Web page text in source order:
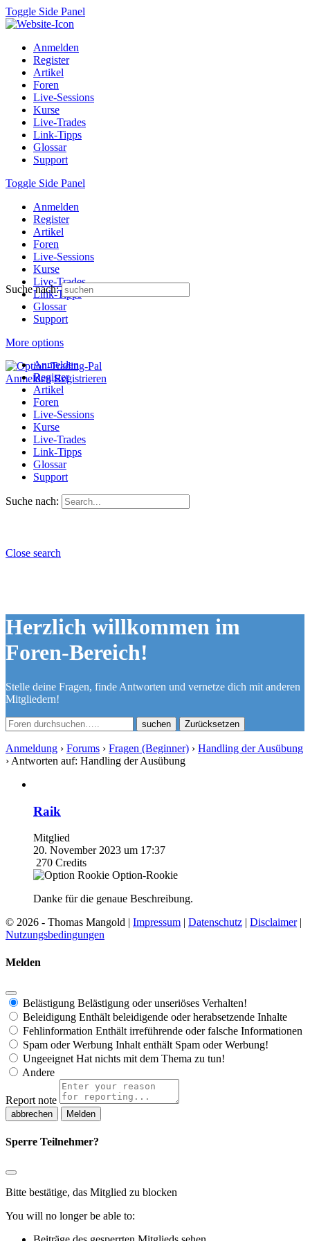
Toggle Side Panel
Anmelden
Register
Artikel
Foren
Live-Sessions
Kurse
Live-Trades
Link-Tipps
Glossar
Support
Toggle Side Panel
Anmelden
Register
Artikel
Foren
Live-Sessions
Kurse
Live-Trades
Link-Tipps
Glossar
Support
More options
Anmelden Registrieren
Suche nach:
Anmelden
Register
Artikel
Foren
Live-Sessions
Kurse
Live-Trades
Link-Tipps
Glossar
Support
Suche nach:
Close search
Herzlich willkommen im
Foren-Bereich!
Stelle deine Fragen, finde Antworten und vernetze dich mit anderen
Mitgliedern!
Zurücksetzen
Anmeldung › Forums › Fragen (Beginner) › Handling der Ausübung
› Antworten auf: Handling der Ausübung
Raik
Mitglied
20. November 2023 um 17:37
270 Credits
Option-Rookie
Danke für die genaue Beschreibung.
© 2026 - Thomas Mangold | Impressum | Datenschutz | Disclaimer|
Nutzungsbedingungen
Melden
Belästigung Belästigung oder unseriöses Verhalten!
Beleidigung Enthält beleidigende oder herabsetzende Inhalte
Fehlinformation Enthält irreführende oder falsche Informationen
Spam oder Werbung Inhalt enthält Spam oder Werbung!
Ungeeignet Hat nichts mit dem Thema zu tun!
Andere
Report note
Melden
Sperre Teilnehmer?
Bitte bestätige, das Mitglied zu blocken
You will no longer be able to: